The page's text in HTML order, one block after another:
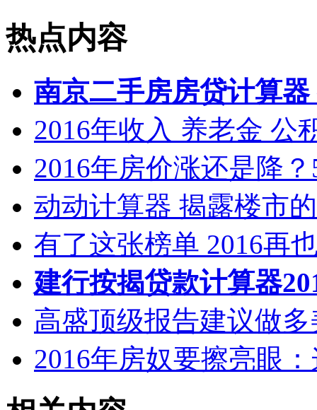
热点内容
南京二手房房贷计算
2016年收入 养老金 公
2016年房价涨还是降
动动计算器 揭露楼市
有了这张榜单 2016再
建行按揭贷款计算器
高盛顶级报告建议做
2016年房奴要擦亮眼